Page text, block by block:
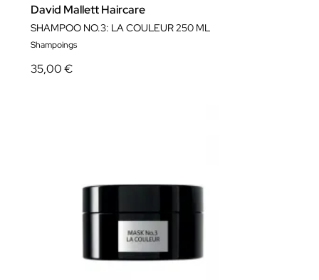
David Mallett Haircare
SHAMPOO NO.3: LA COULEUR 250 ML
Shampoings
35,00 €